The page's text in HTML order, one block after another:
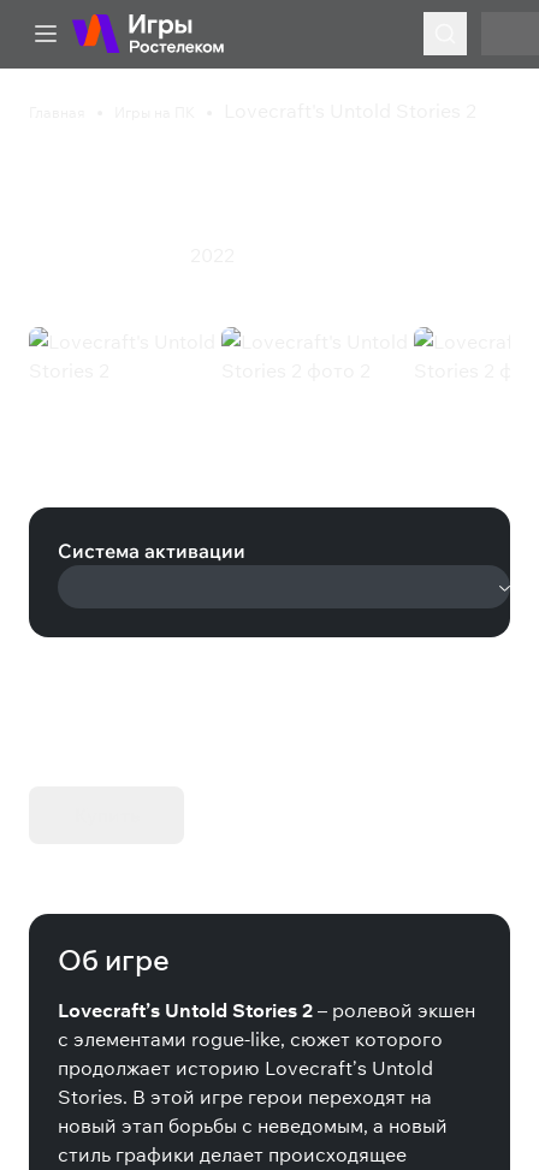
Система активации
Об игре
Lovecraft’s Untold Stories 2 – ролевой экшен
с элементами rogue-like, сюжет которого
продолжает историю Lovecraft’s Untold
Stories. В этой игре герои переходят на
новый этап борьбы с неведомым, а новый
стиль графики делает происходящее